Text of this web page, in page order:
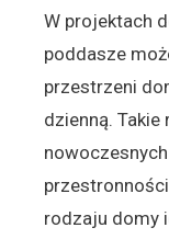
W projektach
poddasze
przestrzeni
dzienną.
rodzaju domy